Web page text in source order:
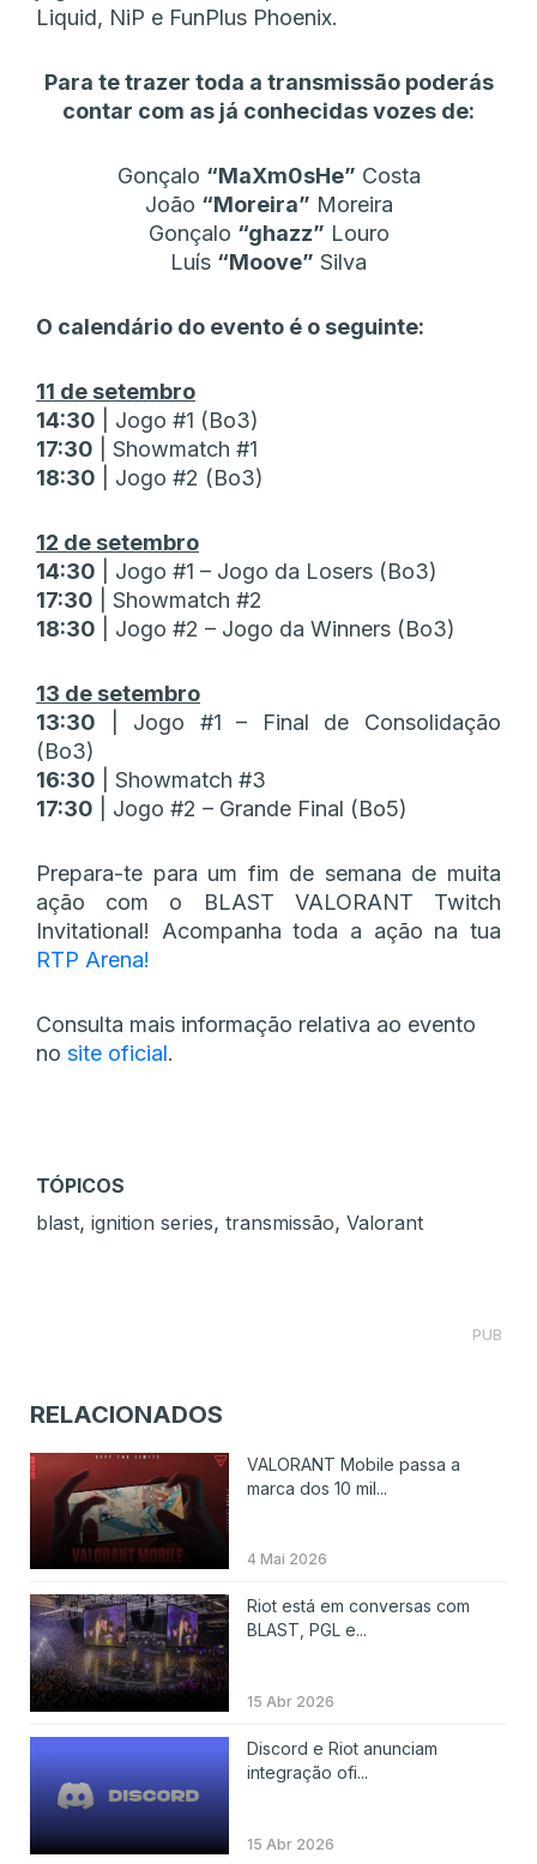
Liquid, NiP e FunPlus Phoenix.
Para te trazer toda a transmissão poderás
contar com as já conhecidas vozes de:
Gonçalo “MaXm0sHe” Costa
João “Moreira” Moreira
Gonçalo “ghazz” Louro
Luís “Moove” Silva
O calendário do evento é o seguinte:
11 de setembro
14:30 | Jogo #1 (Bo3)
17:30 | Showmatch #1
18:30 | Jogo #2 (Bo3)
12 de setembro
14:30 | Jogo #1 – Jogo da Losers (Bo3)
17:30 | Showmatch #2
18:30 | Jogo #2 – Jogo da Winners (Bo3)
13 de setembro
13:30 | Jogo #1 – Final de Consolidação
(Bo3)
16:30 | Showmatch #3
17:30 | Jogo #2 – Grande Final (Bo5)
Prepara-te para um fim de semana de muita
ação com o BLAST VALORANT Twitch
Invitational! Acompanha toda a ação na tua
RTP Arena!
Consulta mais informação relativa ao evento
no site oficial.
TÓPICOS
blast, ignition series, transmissão, Valorant
PUB
RELACIONADOS
VALORANT Mobile passa a
marca dos 10 mil...
4 Mai 2026
Riot está em conversas com
BLAST, PGL e...
15 Abr 2026
Discord e Riot anunciam
integração ofi...
15 Abr 2026